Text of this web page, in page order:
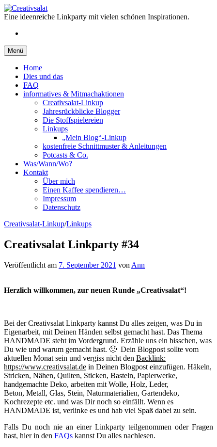
Springe
zum
Eine ideenreiche Linkparty mit vielen schönen Inspirationen.
Menü
Home
Dies und das
FAQ
informatives & Mitmachaktionen
Creativsalat-Linkup
Jahresrückblicke Blogger
Die Stoffspielereien
Linkups
„Mein Blog“-Linkup
kostenfreie Schnittmuster & Anleitungen
Potcasts & Co.
Was/Wann/Wo?
Kontakt
Über mich
Einen Kaffee spendieren…
Impressum
Datenschutz
Creativsalat-Linkup/Linkups
Creativsalat Linkparty #34
Veröffentlicht am 7. September 2021 von Ann
Herzlich willkommen, zur neuen Runde „Creativsalat“!
Bei der Creativsalat Linkparty kannst Du alles zeigen, was Du in
Eigenarbeit, mit Deinen Händen selbst gemacht hast. Das Thema
HANDMADE steht im Vordergrund. Erzähle uns ein bisschen, was
Du wie und warum gemacht hast. 🙂 Dein Blogpost sollte vom
aktuellen Monat sein und vergiss nicht den Backlink:
https://www.creativsalat.de in Deinen Blogpost einzufügen. Häkeln,
Stricken, Nähen, Quilten, Sticken, Basteln, Papierwerke,
handgemachte Deko, arbeiten mit Wolle, Holz, Leder,
Beton, Metall, Glas, Stein, Naturmaterialien, Gartendeko,
Kochrezepte etc. und was Dir noch so einfällt. Wenn es
HANDMADE ist, verlinke es und hab viel Spaß dabei zu sein.
Falls Du noch nie an einer Linkparty teilgenommen oder Fragen
hast, hier in den FAQs kannst Du alles nachlesen.